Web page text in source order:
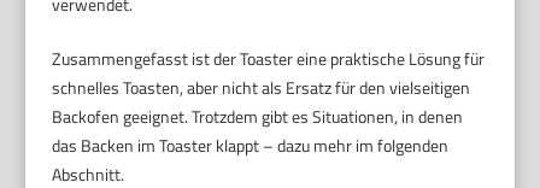
Zusammengefasst ist der Toaster eine praktische Lösung für
schnelles Toasten, aber nicht als Ersatz für den vielseitigen
Backofen geeignet. Trotzdem gibt es Situationen, in denen
das Backen im Toaster klappt – dazu mehr im folgenden
Abschnitt.